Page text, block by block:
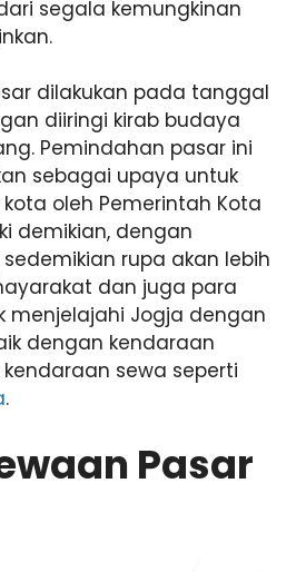
segala kemungkinan
dilakukan pada tanggal
diiringi kirab budaya
Pemindahan pasar ini
sebagai upaya untuk
oleh Pemerintah Kota
demikian, dengan
rupa akan lebih
dan juga para
menjelajahi Jogja dengan
dengan kendaraan
sewa seperti
.
Pasar